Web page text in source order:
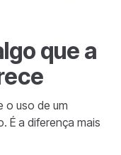
que a
o uso de um
É a diferença mais